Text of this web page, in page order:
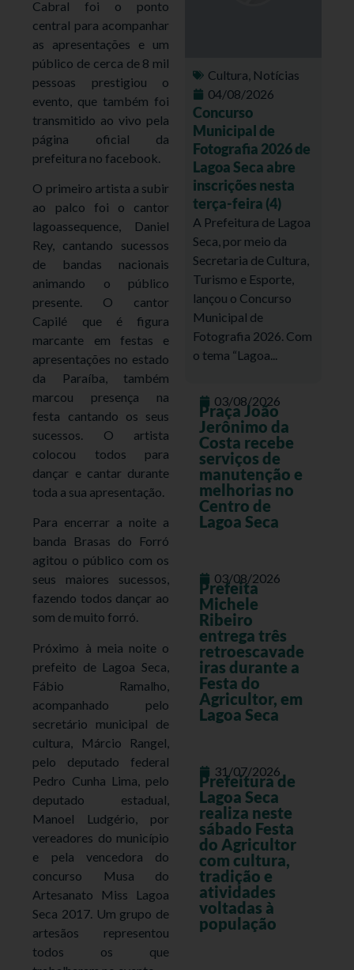
Cabral foi o ponto
central para acompanhar
as apresentações e um
público de cerca de 8 mil
pessoas prestigiou o
evento, que também foi
transmitido ao vivo pela
página oficial da
prefeitura no facebook.
O primeiro artista a subir
ao palco foi o cantor
lagoassequence, Daniel
Rey, cantando sucessos
de bandas nacionais
animando o público
presente. O cantor
Capilé que é figura
marcante em festas e
apresentações no estado
da Paraíba, também
marcou presença na
festa cantando os seus
sucessos. O artista
colocou todos para
dançar e cantar durante
toda a sua apresentação.
Para encerrar a noite a
banda Brasas do Forró
agitou o público com os
seus maiores sucessos,
fazendo todos dançar ao
som de muito forró.
Próximo à meia noite o
prefeito de Lagoa Seca,
Fábio Ramalho,
acompanhado pelo
secretário municipal de
cultura, Márcio Rangel,
pelo deputado federal
Pedro Cunha Lima, pelo
deputado estadual,
Manoel Ludgério, por
vereadores do município
e pela vencedora do
concurso Musa do
Artesanato Miss Lagoa
Seca 2017. Um grupo de
artesãos representou
todos os que
Cultura, Notícias
04/08/2026
Concurso
Municipal de
Fotografia 2026 de
Lagoa Seca abre
inscrições nesta
terça-feira (4)
A Prefeitura de Lagoa
Seca, por meio da
Secretaria de Cultura,
Turismo e Esporte,
lançou o Concurso
Municipal de
Fotografia 2026. Com
o tema “Lagoa...
03/08/2026
Praça João
Jerônimo da
Costa recebe
serviços de
manutenção e
melhorias no
Centro de
Lagoa Seca
03/08/2026
Prefeita
Michele
Ribeiro
entrega três
retroescavade
iras durante a
Festa do
Agricultor, em
Lagoa Seca
31/07/2026
Prefeitura de
Lagoa Seca
realiza neste
sábado Festa
do Agricultor
com cultura,
tradição e
atividades
voltadas à
população